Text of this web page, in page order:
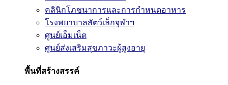
คลินิกโภชนาการและการกำหนดอาหาร
โรงพยาบาลสัตว์เล็กจุฬาฯ
ศูนย์เอ็มเน็ต
ศูนย์ส่งเสริมสุขภาวะผู้สูงอายุ
พื้นที่สร้างสรรค์